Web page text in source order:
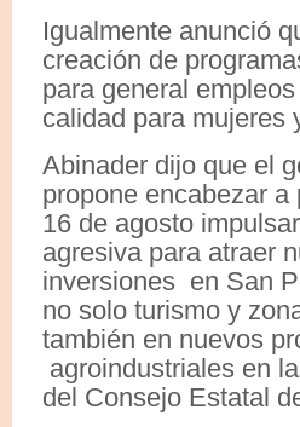
Igualmente anunció
creación de
para general
calidad para mujeres
Abinader dijo que el
propone encabezar a
16 de agosto
agresiva para atraer
inversiones en San
no solo turismo y
también en nuevos
agroindustriales en
del Consejo Estatal